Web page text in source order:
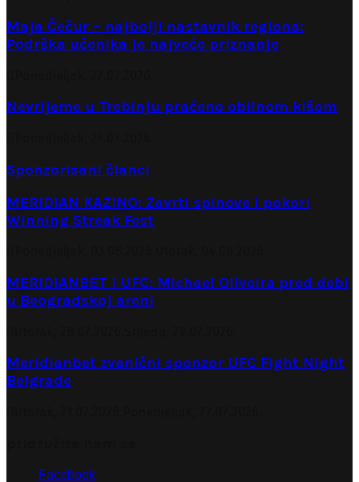
Maja Čečur – najbolji nastavnik regiona:
Podrška učenika je najveće priznanje
Nevrijeme u Trebinju praćeno obilnom kišom
Sponzorisani članci
MERIDIAN KAZINO: Zavrti spinove i pokori
Winning Streak Fest
MERIDIANBET I UFC: Michael Oliveira pred debi
u Beogradskoj areni
Meridianbet zvanični sponzor UFC Fight Night
Belgrade
Facebook